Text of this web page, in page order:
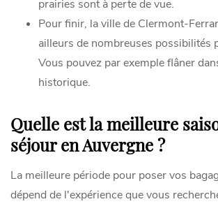
prairies sont à perte de vue.
Pour finir, la ville de Clermont-
ailleurs de nombreuses possibilités
Vous pouvez par exemple flâner
historique.
Quelle est la meilleure
séjour en Auvergne ?
La meilleure période pour poser vos
dépend de l'expérience que vous